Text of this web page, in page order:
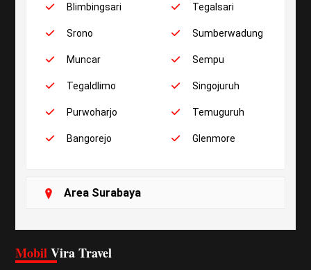
Blimbingsari
Srono
Muncar
Tegaldlimo
Purwoharjo
Bangorejo
Tegalsari
Sumberwadung
Sempu
Singojuruh
Temuguruh
Glenmore
Area Surabaya
MobilVira Travel